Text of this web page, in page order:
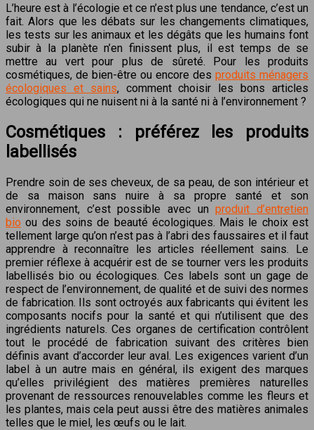
L’heure est à l’écologie et ce n’est plus une tendance, c’est un
fait. Alors que les débats sur les changements climatiques,
les tests sur les animaux et les dégâts que les humains font
subir à la planète n’en finissent plus, il est temps de se
mettre au vert pour plus de sûreté. Pour les produits
cosmétiques, de bien-être ou encore des produits ménagers
écologiques et sains, comment choisir les bons articles
écologiques qui ne nuisent ni à la santé ni à l’environnement ?
Cosmétiques : préférez les produits
labellisés
Prendre soin de ses cheveux, de sa peau, de son intérieur et
de sa maison sans nuire à sa propre santé et son
environnement, c’est possible avec unproduit d’entretien
bio ou des soins de beauté écologiques. Mais le choix est
tellement large qu’on n’est pas à l’abri des faussaires et il faut
apprendre à reconnaître les articles réellement sains. Le
premier réflexe à acquérir est de se tourner vers les produits
labellisés bio ou écologiques. Ces labels sont un gage de
respect de l’environnement, de qualité et de suivi des normes
de fabrication. Ils sont octroyés aux fabricants qui évitent les
composants nocifs pour la santé et qui n’utilisent que des
ingrédients naturels. Ces organes de certification contrôlent
tout le procédé de fabrication suivant des critères bien
définis avant d’accorder leur aval. Les exigences varient d’un
label à un autre mais en général, ils exigent des marques
qu’elles privilégient des matières premières naturelles
provenant de ressources renouvelables comme les fleurs et
les plantes, mais cela peut aussi être des matières animales
telles que le miel, les œufs ou le lait.